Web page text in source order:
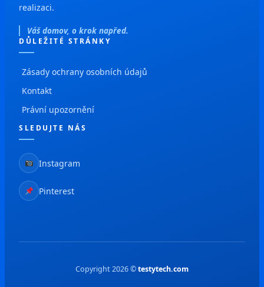
realizaci.
Váš domov, o krok napřed.
DŮLEŽITÉ STRÁNKY
Zásady ochrany osobních údajů
Kontakt
Právní upozornění
SLEDUJTE NÁS
Instagram
Pinterest
Copyright 2026 ©testytech.com